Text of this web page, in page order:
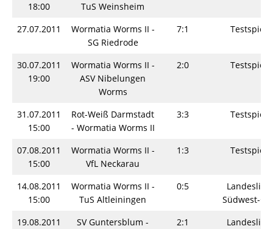
18:00
TuS Weinsheim
27.07.2011
Wormatia Worms II -
SG Riedrode
7:1 Testspiel
30.07.2011
19:00
Wormatia Worms II -
ASV Nibelungen
Worms
2:0 Testspiel
31.07.2011
15:00
Rot-Weiß Darmstadt
- Wormatia Worms II
3:3 Testspiel
07.08.2011
15:00
Wormatia Worms II -
VfL Neckarau
1:3 Testspiel
14.08.2011
15:00
Wormatia Worms II -
TuS Altleiningen
0:5
Landesliga
Südwest-
19.08.2011
SV Guntersblum -
2:1
Landesliga